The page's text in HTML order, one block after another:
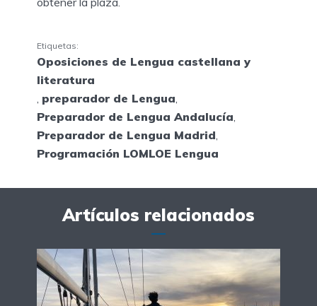
Etiquetas:
Oposiciones de Lengua castellana y
literatura
preparador de Lengua
Preparador de Lengua Andalucía
Preparador de Lengua Madrid
Programación LOMLOE Lengua
Artículos relacionados